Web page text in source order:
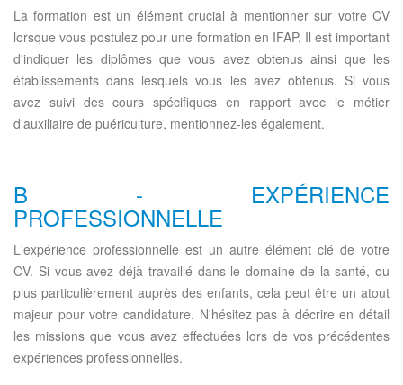
La formation est un élément crucial à mentionner sur votre CV
lorsque vous postulez pour une formation en IFAP. Il est important
d'indiquer les diplômes que vous avez obtenus ainsi que les
établissements dans lesquels vous les avez obtenus. Si vous
avez suivi des cours spécifiques en rapport avec le métier
d'auxiliaire de puériculture, mentionnez-les également.
B - EXPÉRIENCE
PROFESSIONNELLE
L'expérience professionnelle est un autre élément clé de votre
CV. Si vous avez déjà travaillé dans le domaine de la santé, ou
plus particulièrement auprès des enfants, cela peut être un atout
majeur pour votre candidature. N'hésitez pas à décrire en détail
les missions que vous avez effectuées lors de vos précédentes
expériences professionnelles.